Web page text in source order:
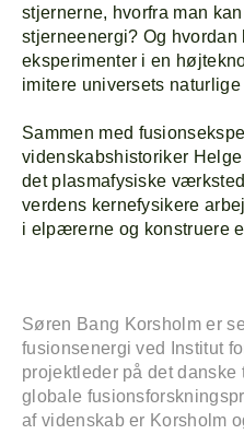
stjernerne, hvorfra man
stjerneenergi? Og hvordan
eksperimenter i en
imitere universets
Sammen med
videnskabshistoriker
det plasmafysiske
verdens kernefysikere
i elpærerne og konstruere
Søren Bang Korsholm er
fusionsenergi ved Institut
projektleder på det
globale
af videnskab er Korsholm